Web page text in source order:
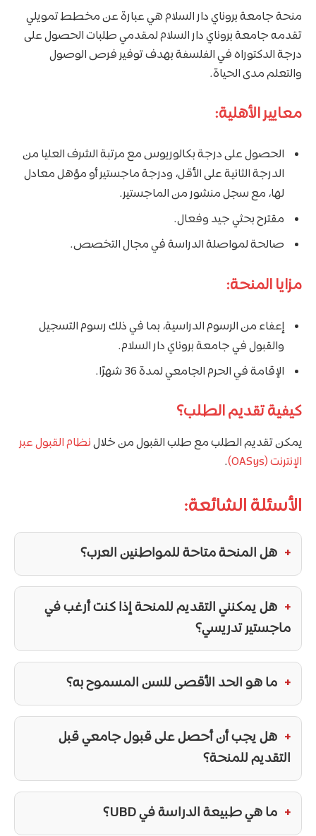
منحة جامعة بروناي دار السلام هي عبارة عن مخطط تمويلي
تقدمه جامعة بروناي دار السلام لمقدمي طلبات الحصول على
درجة الدكتوراه في الفلسفة بهدف توفير فرص الوصول
والتعلم مدى الحياة.
معايير الأهلية:
الحصول على درجة بكالوريوس مع مرتبة الشرف العليا من
الدرجة الثانية على الأقل، ودرجة ماجستير أو مؤهل معادل
لها، مع سجل منشور من الماجستير.
مقترح بحثي جيد وفعال.
صالحة لمواصلة الدراسة في مجال التخصص.
مزايا المنحة:
إعفاء من الرسوم الدراسية، بما في ذلك رسوم التسجيل
والقبول في جامعة بروناي دار السلام.
الإقامة في الحرم الجامعي لمدة 36 شهرًا.
كيفية تقديم الطلب؟
يمكن تقديم الطلب مع طلب القبول من خلالنظام القبول عبر
الإنترنت (OASys)
.
الأسئلة الشائعة:
هل المنحة متاحة للمواطنين العرب؟
هل يمكنني التقديم للمنحة إذا كنت أرغب في
ماجستير تدريسي؟
ما هو الحد الأقصى للسن المسموح به؟
هل يجب أن أحصل على قبول جامعي قبل
التقديم للمنحة؟
ما هي طبيعة الدراسة في UBD؟